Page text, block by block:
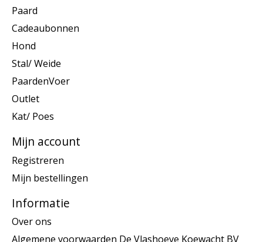
Paard
Cadeaubonnen
Hond
Stal/ Weide
PaardenVoer
Outlet
Kat/ Poes
Mijn account
Registreren
Mijn bestellingen
Informatie
Over ons
Algemene voorwaarden De Vlashoeve Koewacht BV